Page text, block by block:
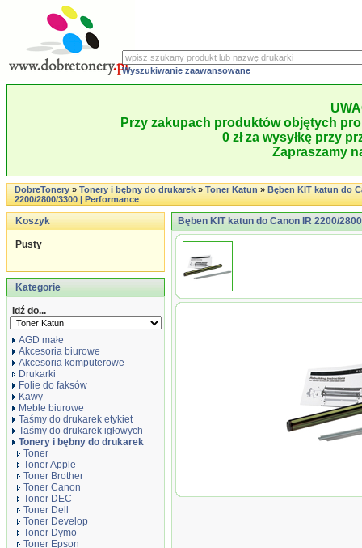
Wyszukiwanie zaawansowane
Przy zakupach produktów objętych
0 zł za wysyłkę przy
Zapraszamy
DobreTonery»Tonery i bębny do drukarek»Toner Katun»Bęben KIT katun do
2200/2800/3300 | Performance
Koszyk
Pusty
Kategorie
Idź do...
AGD małe
Akcesoria biurowe
Akcesoria komputerowe
Drukarki
Folie do faksów
Kawy
Meble biurowe
Taśmy do drukarek etykiet
Taśmy do drukarek igłowych
Tonery i bębny do drukarek
Toner
Toner Apple
Toner Brother
Toner Canon
Toner DEC
Toner Dell
Toner Develop
Toner Dymo
Toner Epson
Bęben KIT katun do Canon IR 2200/
2200/2800/